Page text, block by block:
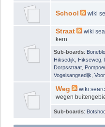
School wiki
Straat wiki
kern
Sub-boards:
Hiksedijk
Hikseweg
Dorpsstraat
Vogelsangsedijk
Weg wiki
wegen
Sub-boards: